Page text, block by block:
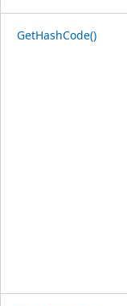
GetHashCode()